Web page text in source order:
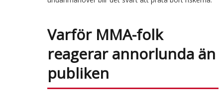
Varför MMA-folk
reagerar annorlunda än
publiken